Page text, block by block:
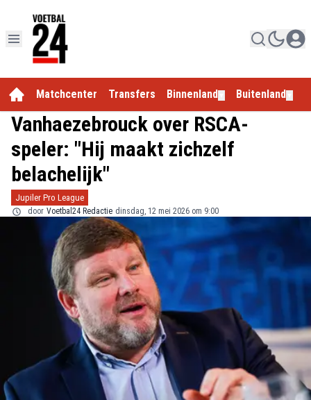
Matchcenter Transfers Binnenland Buitenland
Vanhaezebrouck over RSCA-
speler: "Hij maakt zichzelf
belachelijk"
Jupiler Pro League
door Voetbal24 Redactie dinsdag, 12 mei 2026 om 9:00